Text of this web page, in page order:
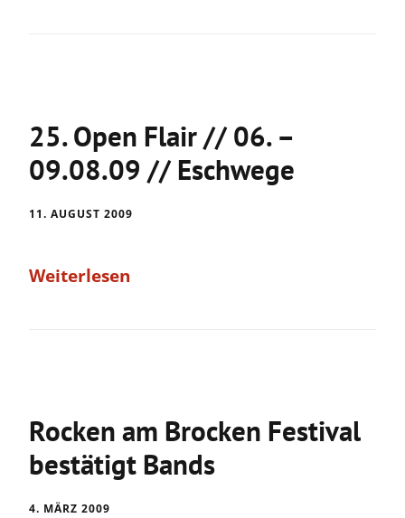
25. Open Flair // 06. –
09.08.09 // Eschwege
11. AUGUST 2009
Weiterlesen
Rocken am Brocken Festival
bestätigt Bands
4. MÄRZ 2009